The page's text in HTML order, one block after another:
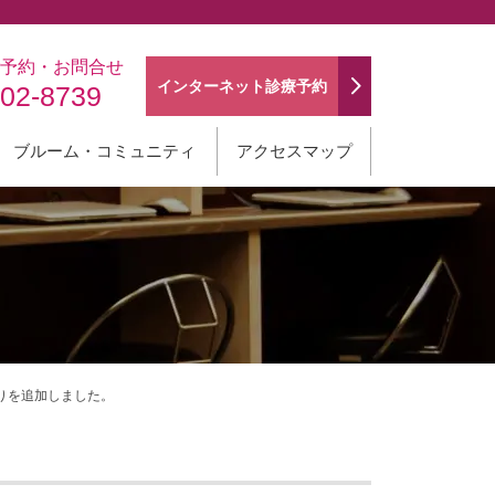
約・お問合せ
8739 インターネット診療予約
ブルーム・コミュニティ アクセスマップ
を追加しました。